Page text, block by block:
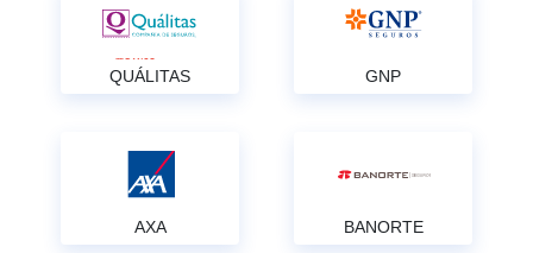
QUÁLITAS GNP
AXA BANORTE